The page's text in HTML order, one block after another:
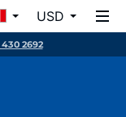
USD
2692